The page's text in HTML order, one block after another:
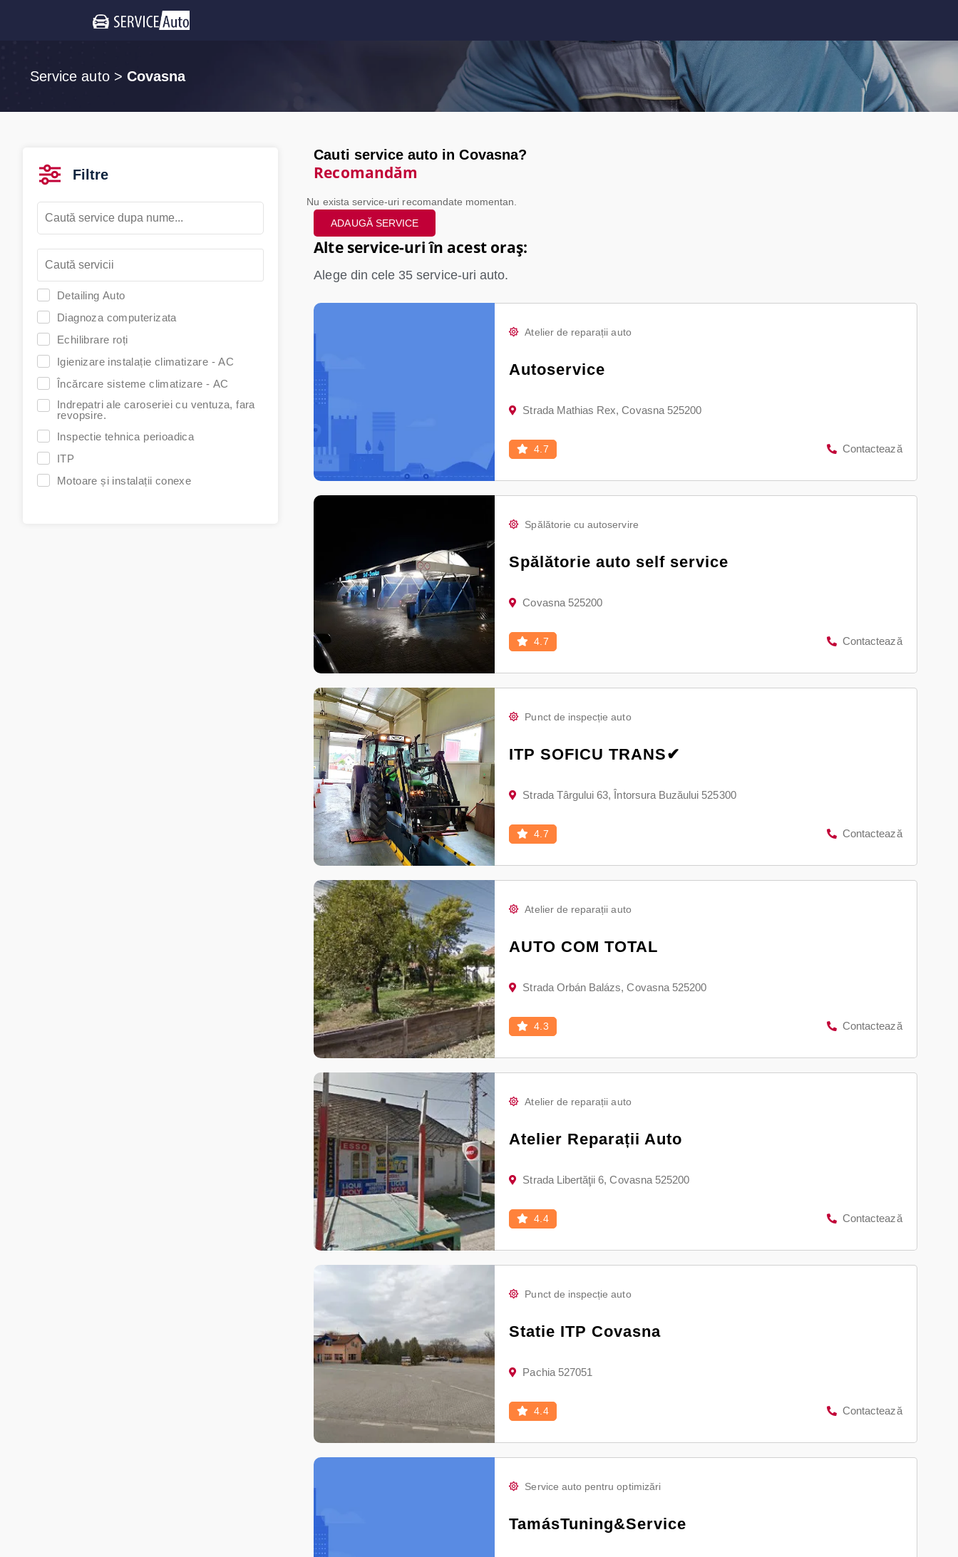
Service auto> Covasna
Filtre
Detailing Auto
Diagnoza computerizata
Echilibrare roți
Igienizare instalație climatizare - AC
Încărcare sisteme climatizare - AC
Indrepatri ale caroseriei cu ventuza, fara
revopsire.
Inspectie tehnica perioadica
ITP
Motoare și instalații conexe
Cauti service auto in Covasna?
Recomandăm
Nu exista service-uri recomandate momentan.
ADAUGĂ SERVICE
Alte service-uri în acest oraș:
Alege din cele 35 service-uri auto.
Atelier de reparații auto
Autoservice
Strada Mathias Rex, Covasna 525200
4.7 Contactează
Spălătorie cu autoservire
Spălătorie auto self service
Covasna 525200
4.7 Contactează
Punct de inspecție auto
ITP SOFICU TRANS✔
Strada Târgului 63, Întorsura Buzăului 525300
4.7 Contactează
Atelier de reparații auto
AUTO COM TOTAL
Strada Orbán Balázs, Covasna 525200
4.3 Contactează
Atelier de reparații auto
Atelier Reparații Auto
Strada Libertăţii 6, Covasna 525200
4.4 Contactează
Punct de inspecție auto
Statie ITP Covasna
Pachia 527051
4.4 Contactează
Service auto pentru optimizări
TamásTuning&Service